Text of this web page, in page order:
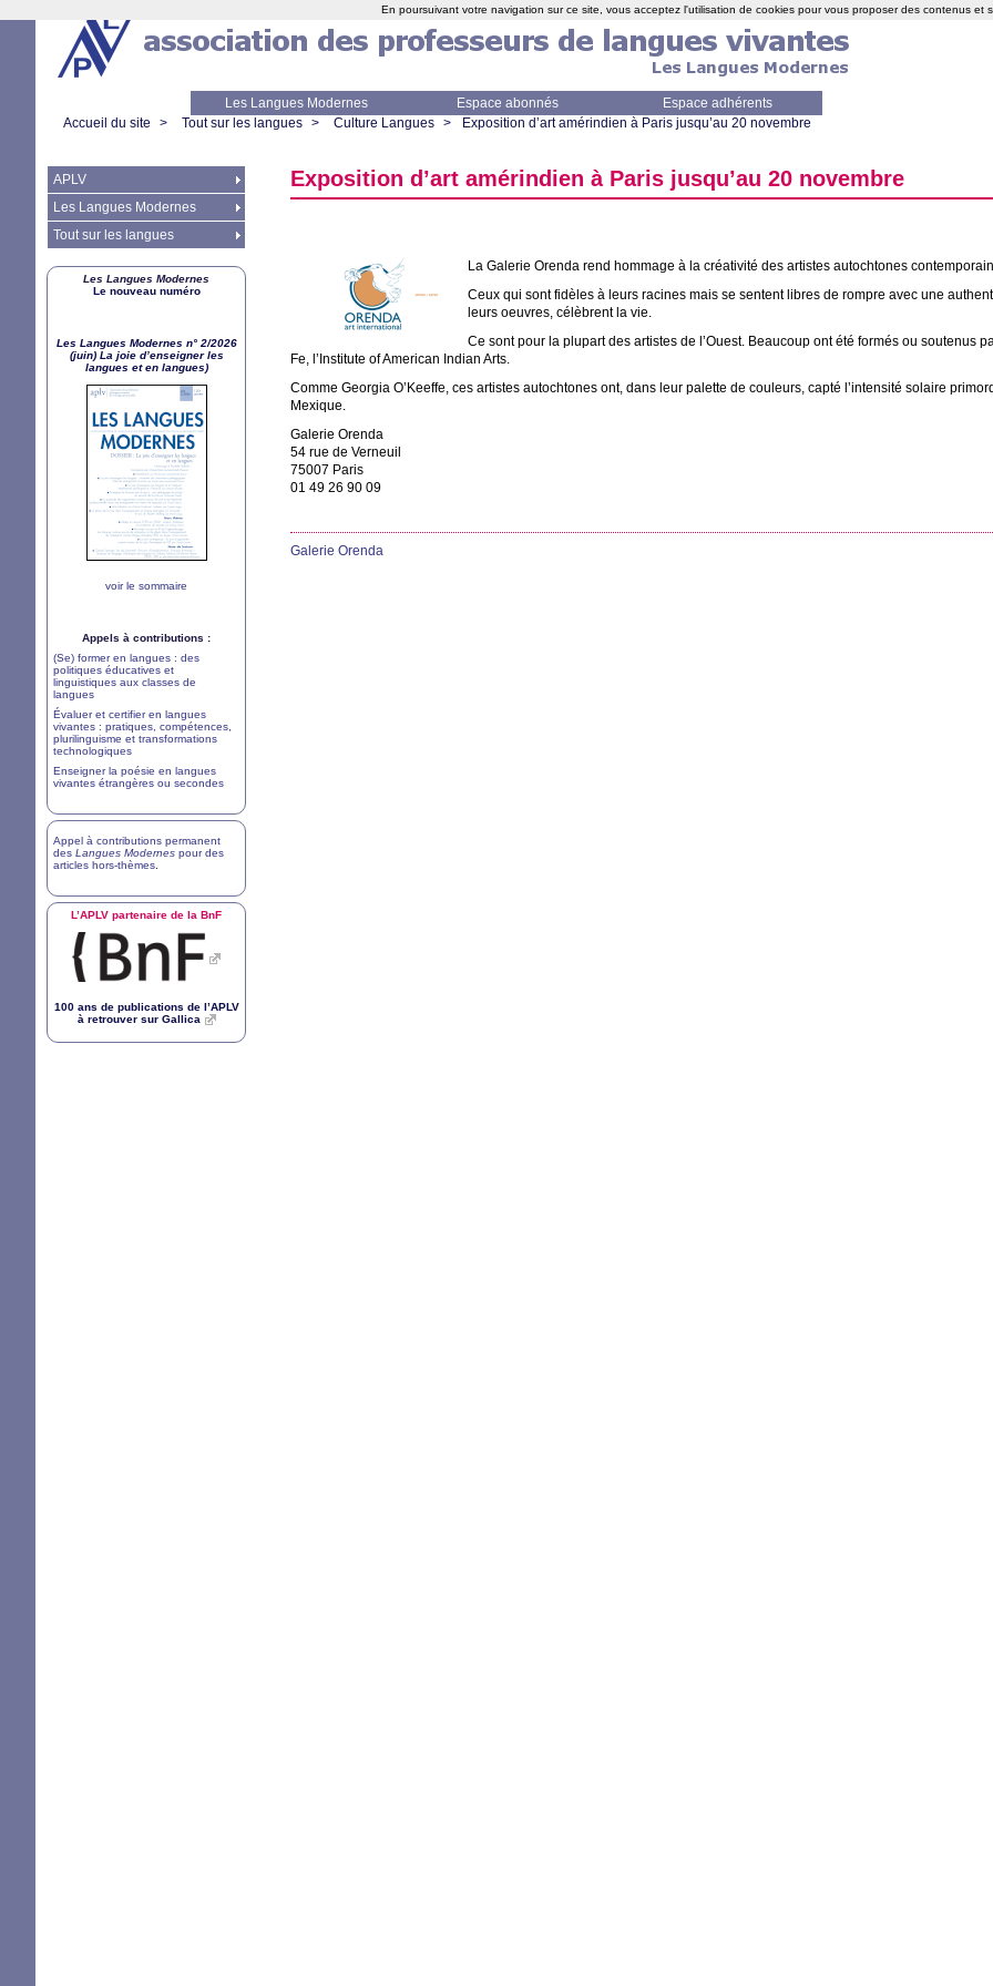
Les Langues Modernes Espace abonnés
Espace adhérents
Accueil du site > Tout sur les langues > Culture Langues > Exposition d’art amérindien à Paris jusqu’au 20 novembre
Exposition d’art amérindien à Paris jusqu’au 20 novembre
La Galerie Orenda rend hommage à la créativité des artistes autochtones
Ceux qui sont fidèles à leurs racines mais se sentent libres de rompre avec une
leurs oeuvres, célèbrent la vie.
Ce sont pour la plupart des artistes de l’Ouest. Beaucoup ont été formés ou soutenus
Fe, l’Institute of American Indian Arts.
Comme Georgia O’Keeffe, ces artistes autochtones ont, dans leur palette de couleurs, capté l’intensité solaire
Mexique.
Galerie Orenda
54 rue de Verneuil
75007 Paris
01 49 26 90 09
Galerie Orenda
APLV
Les Langues Modernes
Tout sur les langues
Les Langues Modernes
Le nouveau numéro
Les Langues Modernes n° 2/2026
(juin) La joie d’enseigner les
langues et en langues)
voir le sommaire
Appels à contributions :
(Se) former en langues : des
politiques éducatives et
linguistiques aux classes de
langues
Évaluer et certifier en langues
vivantes : pratiques, compétences,
plurilinguisme et transformations
technologiques
Enseigner la poésie en langues
vivantes étrangères ou secondes
Appel à contributions permanent
des Langues Modernes pour des
articles hors-thèmes
L’APLV partenaire de la BnF
100 ans de publications de l’APLV
à retrouver sur Gallica
En poursuivant votre navigation sur ce site, vous acceptez l'utilisation de cookies pour vous proposer des contenus et